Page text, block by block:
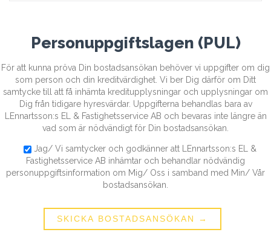
Personuppgiftslagen (PUL)
För att kunna pröva Din bostadsansökan behöver vi uppgifter om dig
som person och din kreditvärdighet. Vi ber Dig därför om Ditt
samtycke till att få inhämta kreditupplysningar och upplysningar om
Dig från tidigare hyresvärdar. Uppgifterna behandlas bara av
LEnnartsson:s EL & Fastighetsservice AB och bevaras inte längre än
vad som är nödvändigt för Din bostadsansökan.
Jag/ Vi samtycker och godkänner att LEnnartsson:s EL &
Fastighetsservice AB inhämtar och behandlar nödvändig
personuppgiftsinformation om Mig/ Oss i samband med Min/ Vår
bostadsansökan.